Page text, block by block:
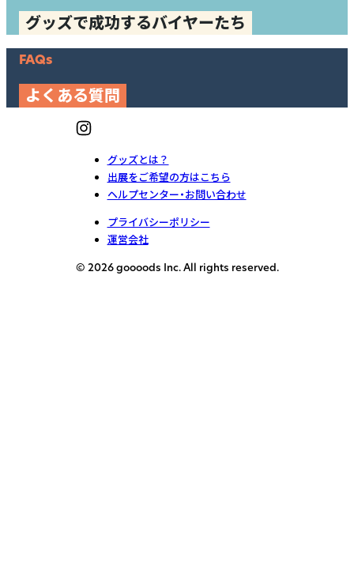
グッズで成功するバイヤーたち
FAQs
よくある質問
グッズとは？
出展をご希望の方はこちら
ヘルプセンター・お問い合わせ
プライバシーポリシー
運営会社
© 2026 goooods Inc. All rights reserved.